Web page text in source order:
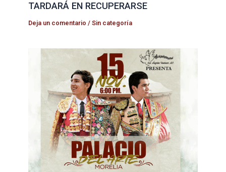
TARDARÁ EN RECUPERARSE
Deja un comentario /Sin categoría